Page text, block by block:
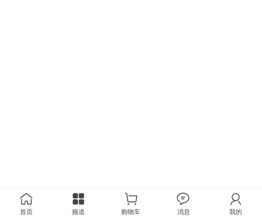
首页 频道 购物车 消息 我的